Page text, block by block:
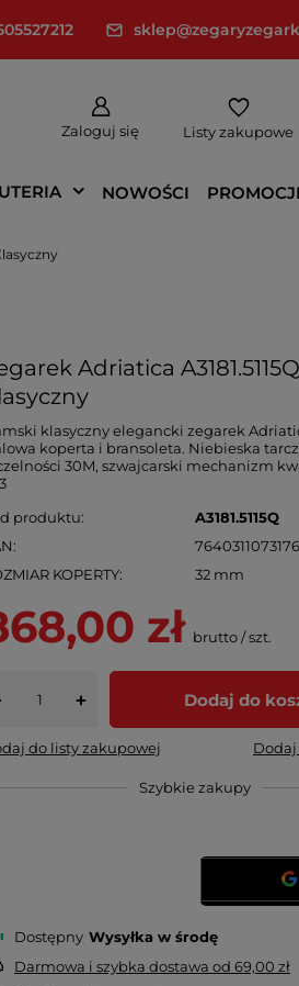
Zaloguj się Listy zakupowe
NOWOŚCI
Adriatica
klasyczny elegancki zegarek
koperta i bransoleta. Niebieska
30M, szwajcarski mechanizm
produktu
A3181.5115Q
7640311073176
KOPERTY
32 mm
zł brutto/szt.
+ Dodaj do
do listy zakupowej
Szybkie zakupy
Dostępny Wysyłkaw środę
Darmowa i szybka dostawa od69,00 zł